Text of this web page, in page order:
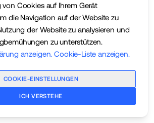
Cookies auf Ihrem Gerät
die Navigation auf der Website zu
der Website zu analysieren und
zu unterstützen.
anzeigen. Cookie-Liste anzeigen.
COOKIE-EINSTELLUNGEN
ICH VERSTEHE